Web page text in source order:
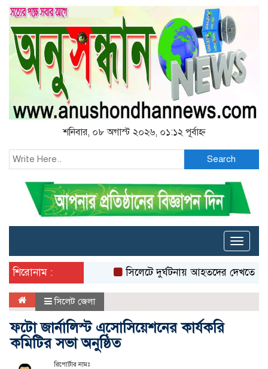
শনিবার, ০৮ অগাস্ট ২০২৬, ০১:১২ পূর্বাহ্ন
Search
Toggle
শিরোনাম :
সিলেটে দুর্ঘটনায় আহতদের দেখতে
সিলেট জেলা
ফটো জার্নালিস্ট এসোসিয়েশনের কার্যকরি
কমিটির সভা অনুষ্ঠিত
রিপোর্টার নামঃ